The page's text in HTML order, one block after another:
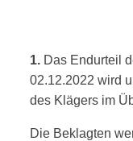
1.Das Endurteil
02.12.2022 wird
des Klägers im
Die Beklagten